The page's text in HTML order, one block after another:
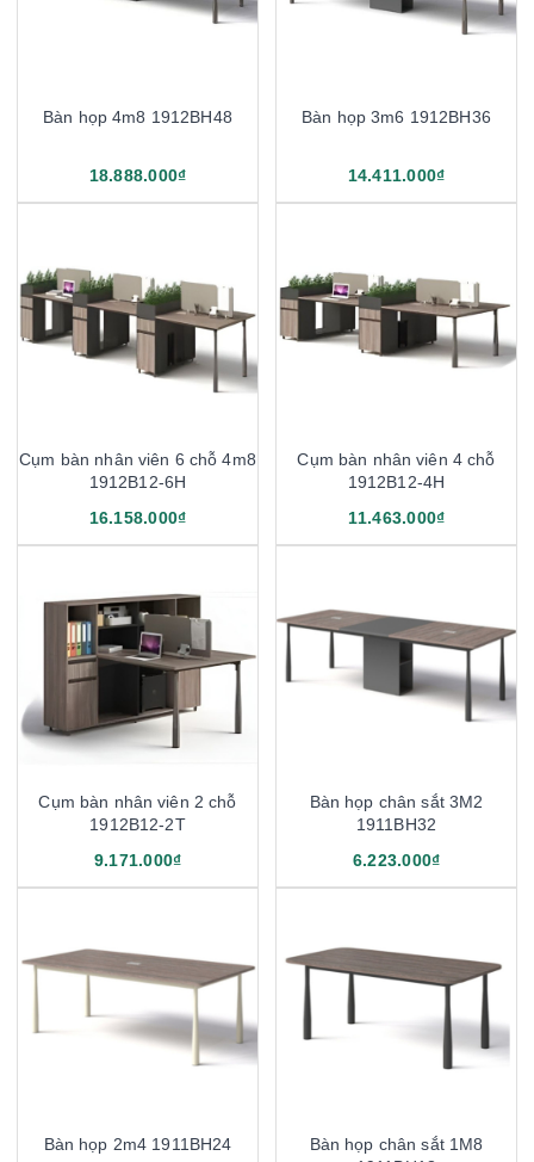
Bàn họp 4m8 1912BH48
18.888.000₫
Bàn họp 3m6 1912BH36
14.411.000₫
Cụm bàn nhân viên 6 chỗ 4m8
1912B12-6H
16.158.000₫
Cụm bàn nhân viên 4 chỗ
1912B12-4H
11.463.000₫
Cụm bàn nhân viên 2 chỗ
1912B12-2T
9.171.000₫
Bàn họp chân sắt 3M2
1911BH32
6.223.000₫
Bàn họp 2m4 1911BH24
Bàn họp chân sắt 1M8